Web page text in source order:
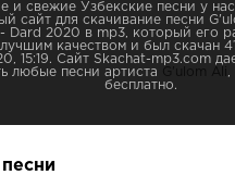
и свежие Узбекские песни у
сайт для скачивание песни
- Dard 2020 в mp3, который его
качеством и был скачан
15:19. Сайт Skachat-mp3.com
любые песни артиста
бесплатно.